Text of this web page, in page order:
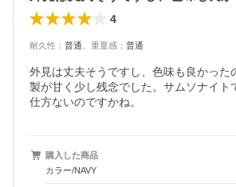
4
耐久性 ： 普通 重量感 ： 普通
外見は丈夫そうですし、色味も良かった
製が甘く少し残念でした。サムソナイト
仕方ないのですかね。
購入した商品
カラー/NAVY